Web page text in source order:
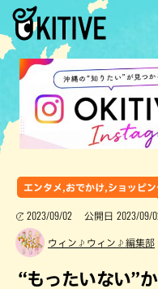
エンタメ,おでかけ,ショッピ
2023/09/02 公開日 2023/09/
ウィン♪ウィン♪編集部
“もったいない”